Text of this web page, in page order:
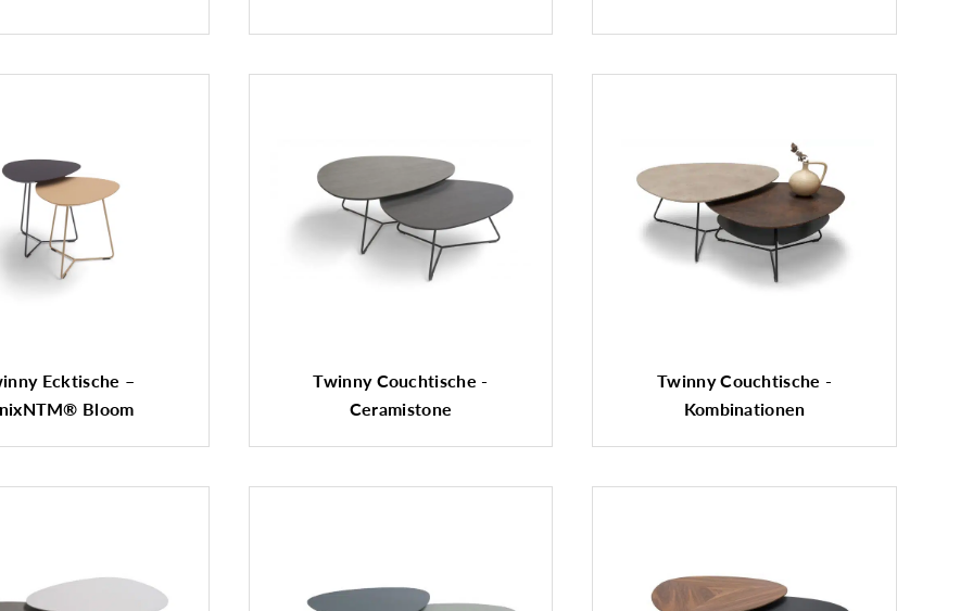
Ecktische –
Bloom
Twinny Couchtische -
Ceramistone
Twinny Couchtische -
Kombinationen